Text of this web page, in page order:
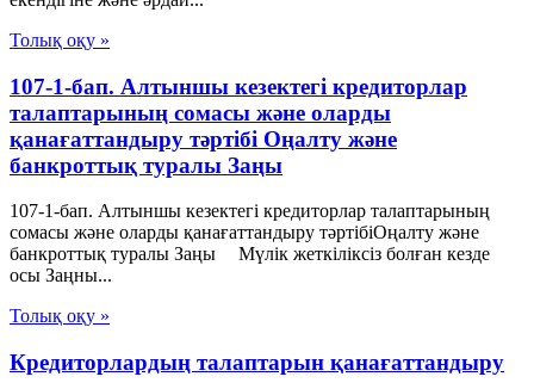
Толық оқу »
107-1-бап. Алтыншы кезектегі кредиторлар
талаптарының сомасы және оларды
қанағаттандыру тәртібі Оңалту және
банкроттық туралы Заңы
107-1-бап. Алтыншы кезектегі кредиторлар талаптарының
сомасы және оларды қанағаттандыру тәртібіОңалту және
банкроттық туралы Заңы Мүлік жеткіліксіз болған кезде
осы Заңны...
Толық оқу »
Кредиторлардың талаптарын қанағаттандыру